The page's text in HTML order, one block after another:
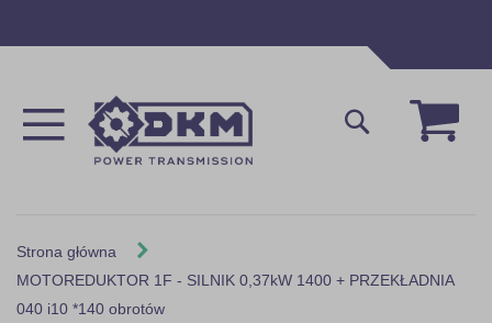
Mój
Szukaj
Strona główna
MOTOREDUKTOR 1F - SILNIK 0,37kW 1400 + PRZEKŁADNIA
040 i10 *140 obrotów